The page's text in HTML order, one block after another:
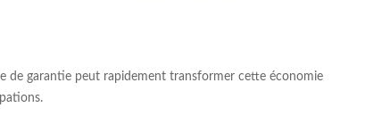
de garantie peut rapidement transformer cette économie